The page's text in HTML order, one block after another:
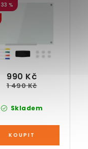
33 %
Skladem
990 Kč
1 490 Kč